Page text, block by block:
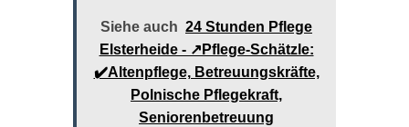
Siehe auch 24 Stunden Pflege
Elsterheide - ↗️Pflege-Schätzle:
✔️Altenpflege, Betreuungskräfte,
Polnische Pflegekraft,
Seniorenbetreuung